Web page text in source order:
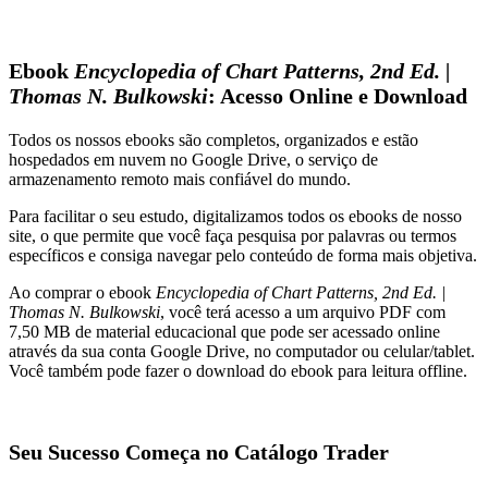
Ebook Encyclopedia of Chart Patterns, 2nd Ed. |
Thomas N. Bulkowski: Acesso Online e Download
Todos os nossos ebooks são completos, organizados e estão
hospedados em nuvem no Google Drive, o serviço de
armazenamento remoto mais confiável do mundo.
Para facilitar o seu estudo, digitalizamos todos os ebooks de nosso
site, o que permite que você faça pesquisa por palavras ou termos
específicos e consiga navegar pelo conteúdo de forma mais objetiva.
Ao comprar o ebook Encyclopedia of Chart Patterns, 2nd Ed. |
Thomas N. Bulkowski, você terá acesso a um arquivo PDF com
7,50 MB de material educacional que pode ser acessado online
através da sua conta Google Drive, no computador ou celular/tablet.
Você também pode fazer o download do ebook para leitura offline.
Seu Sucesso Começa no Catálogo Trader